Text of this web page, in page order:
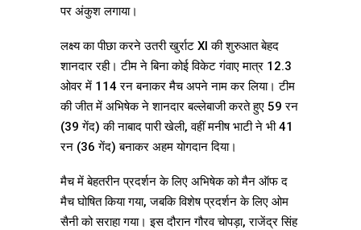
पर अंकुश लगाया।
लक्ष्य का पीछा करने उतरी खुर्राट XI की शुरुआत बेहद
शानदार रही। टीम ने बिना कोई विकेट गंवाए मात्र 12.3
ओवर में 114 रन बनाकर मैच अपने नाम कर लिया। टीम
की जीत में अभिषेक ने शानदार बल्लेबाजी करते हुए 59 रन
(39 गेंद) की नाबाद पारी खेली, वहीं मनीष भाटी ने भी 41
रन (36 गेंद) बनाकर अहम योगदान दिया।
मैच में बेहतरीन प्रदर्शन के लिए अभिषेक को मैन ऑफ द
मैच घोषित किया गया, जबकि विशेष प्रदर्शन के लिए ओम
सैनी को सराहा गया। इस दौरान गौरव चोपड़ा, राजेंद्र सिंह